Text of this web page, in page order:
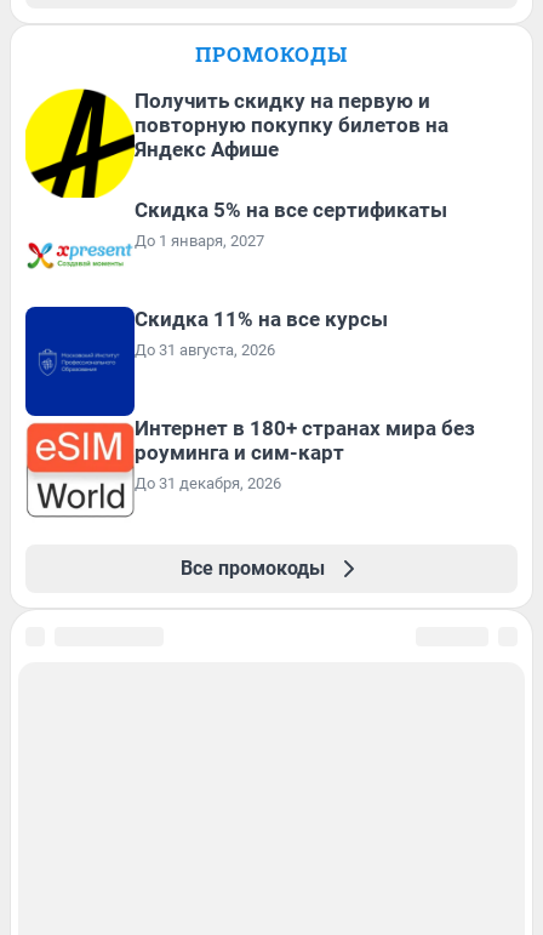
ПРОМОКОДЫ
Получить скидку на первую и
повторную покупку билетов на
Яндекс Афише
Скидка 5% на все сертификаты
До 1 января, 2027
Скидка 11% на все курсы
До 31 августа, 2026
Интернет в 180+ странах мира без
роуминга и сим-карт
До 31 декабря, 2026
Все промокоды